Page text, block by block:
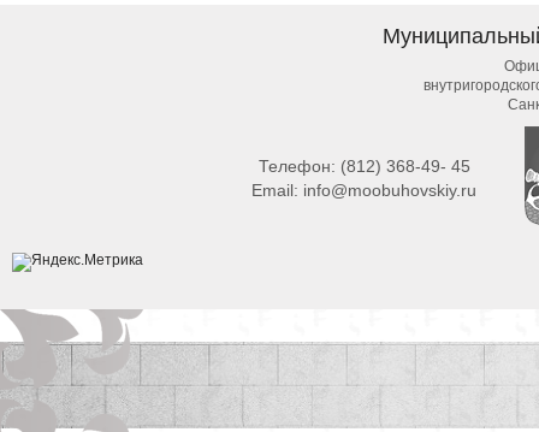
Телефон: (812) 368-49- 45
Email: info@moobuhovskiy.ru